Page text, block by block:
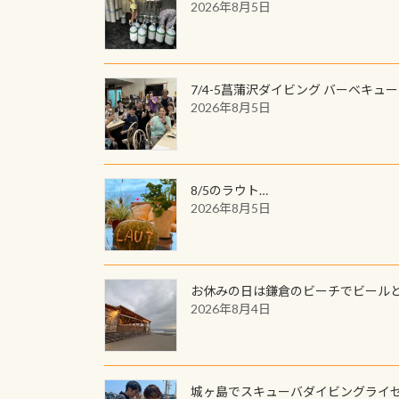
2026年8月5日
7/4-5菖蒲沢ダイビング バーベキュ
2026年8月5日
8/5のラウト…
2026年8月5日
お休みの日は鎌倉のビーチでビール
2026年8月4日
城ヶ島でスキューバダイビングライ